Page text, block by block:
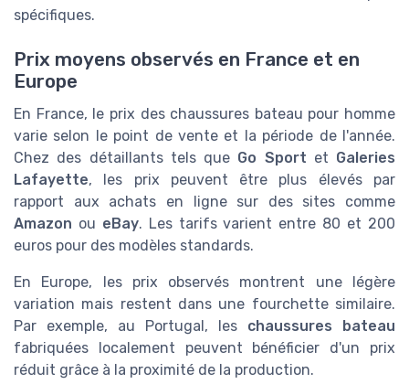
spécifiques.
Prix moyens observés en France et en
Europe
En France, le prix des chaussures bateau pour homme
varie selon le point de vente et la période de l'année.
Chez des détaillants tels que Go Sport et Galeries
Lafayette, les prix peuvent être plus élevés par
rapport aux achats en ligne sur des sites comme
Amazon ou eBay. Les tarifs varient entre 80 et 200
euros pour des modèles standards.
En Europe, les prix observés montrent une légère
variation mais restent dans une fourchette similaire.
Par exemple, au Portugal, les chaussures bateau
fabriquées localement peuvent bénéficier d'un prix
réduit grâce à la proximité de la production.